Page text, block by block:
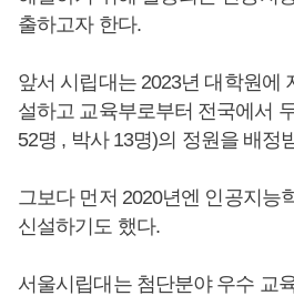
출하고자 한다.
앞서 시립대는 2023년 대학원에
설하고 교육부로부터 전국에서
52명 , 박사 13명)의 정원을 배정
그보다 먼저 2020년엔 인공지능
신설하기도 했다.
서울시립대는 첨단분야 우수 교